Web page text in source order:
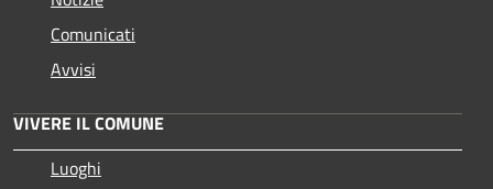
Comunicati
Avvisi
VIVERE IL COMUNE
Luoghi